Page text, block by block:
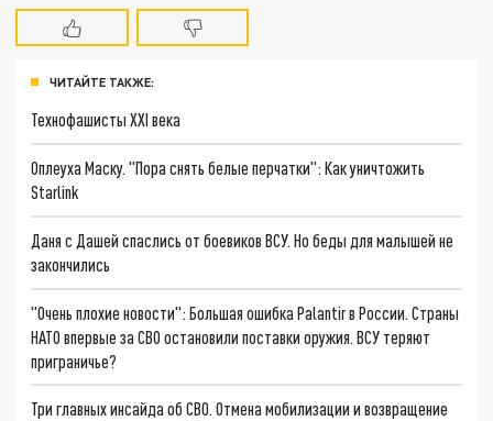
ЧИТАЙТЕ ТАКЖЕ:
Технофашисты XXI века
Оплеуха Маску. "Пора снять белые перчатки": Как уничтожить
Starlink
Даня с Дашей спаслись от боевиков ВСУ. Но беды для малышей не
закончились
"Очень плохие новости": Большая ошибка Palantir в России. Страны
НАТО впервые за СВО остановили поставки оружия. ВСУ теряют
приграничье?
Три главных инсайда об СВО. Отмена мобилизации и возвращение